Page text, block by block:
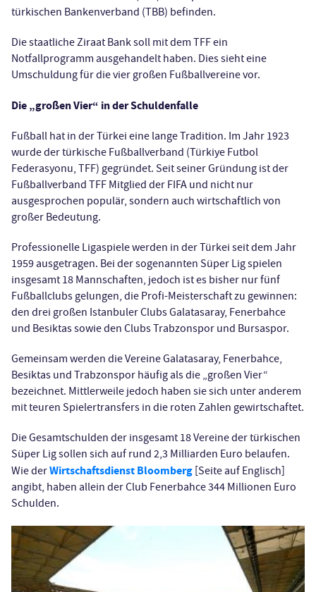
türkischen Bankenverband (TBB) befinden.
Die staatliche Ziraat Bank soll mit dem TFF ein
Notfallprogramm ausgehandelt haben. Dies sieht eine
Umschuldung für die vier großen Fußballvereine vor.
Die „großen Vier“ in der Schuldenfalle
Fußball hat in der Türkei eine lange Tradition. Im Jahr 1923
wurde der türkische Fußballverband (Türkiye Futbol
Federasyonu, TFF) gegründet. Seit seiner Gründung ist der
Fußballverband TFF Mitglied der FIFA und nicht nur
ausgesprochen populär, sondern auch wirtschaftlich von
großer Bedeutung.
Professionelle Ligaspiele werden in der Türkei seit dem Jahr
1959 ausgetragen. Bei der sogenannten Süper Lig spielen
insgesamt 18 Mannschaften, jedoch ist es bisher nur fünf
Fußballclubs gelungen, die Profi-Meisterschaft zu gewinnen:
den drei großen Istanbuler Clubs Galatasaray, Fenerbahce
und Besiktas sowie den Clubs Trabzonspor und Bursaspor.
Gemeinsam werden die Vereine Galatasaray, Fenerbahce,
Besiktas und Trabzonspor häufig als die „großen Vier“
bezeichnet. Mittlerweile jedoch haben sie sich unter anderem
mit teuren Spielertransfers in die roten Zahlen gewirtschaftet.
Die Gesamtschulden der insgesamt 18 Vereine der türkischen
Süper Lig sollen sich auf rund 2,3 Milliarden Euro belaufen.
Wie derWirtschaftsdienst Bloomberg [Seite auf Englisch]
angibt, haben allein der Club Fenerbahce 344 Millionen Euro
Schulden.